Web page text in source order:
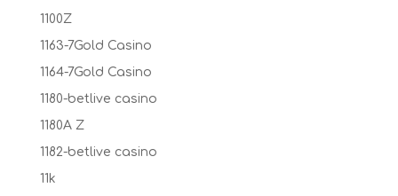
1100Z
1163-7Gold Casino
1164-7Gold Casino
1180-betlive casino
1180A Z
1182-betlive casino
11k